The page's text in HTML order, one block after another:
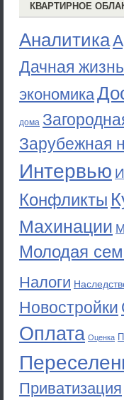
КВАРТИРНОЕ
Аналитика
Дачная жизнь
экономика
дома
Зарубежная
Интервью
Конфликты
Махинации
Молодая
Налоги
Новостройки
Оплата Оценка
Приватизация